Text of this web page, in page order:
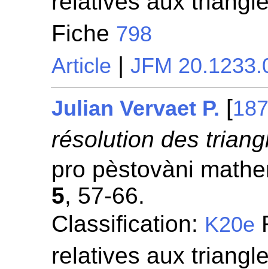
Fiche 798
Article |JFM
Julian Vervaet P. [
résolution des
pro pèstovàni
5, 57-66.
Classification: K20e
relatives aux